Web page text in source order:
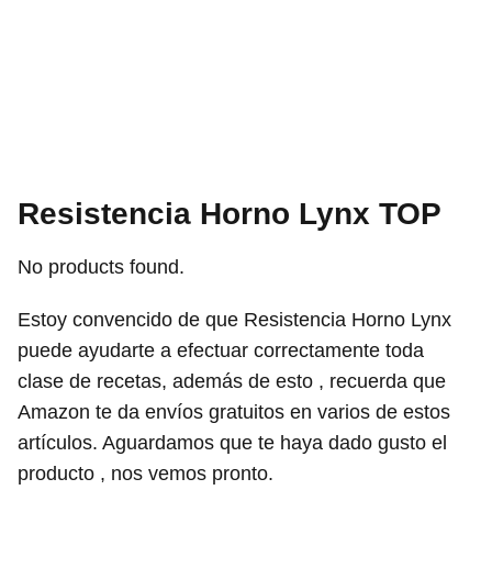
Resistencia Horno Lynx TOP
No products found.
Estoy convencido de que Resistencia Horno Lynx
puede ayudarte a efectuar correctamente toda
clase de recetas, además de esto , recuerda que
Amazon te da envíos gratuitos en varios de estos
artículos. Aguardamos que te haya dado gusto el
producto , nos vemos pronto.